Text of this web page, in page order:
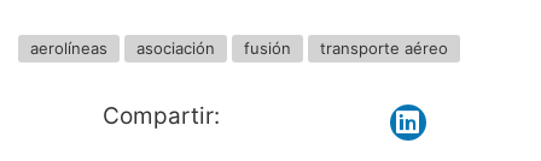
aerolíneas asociación fusión transporte aéreo
Compartir: